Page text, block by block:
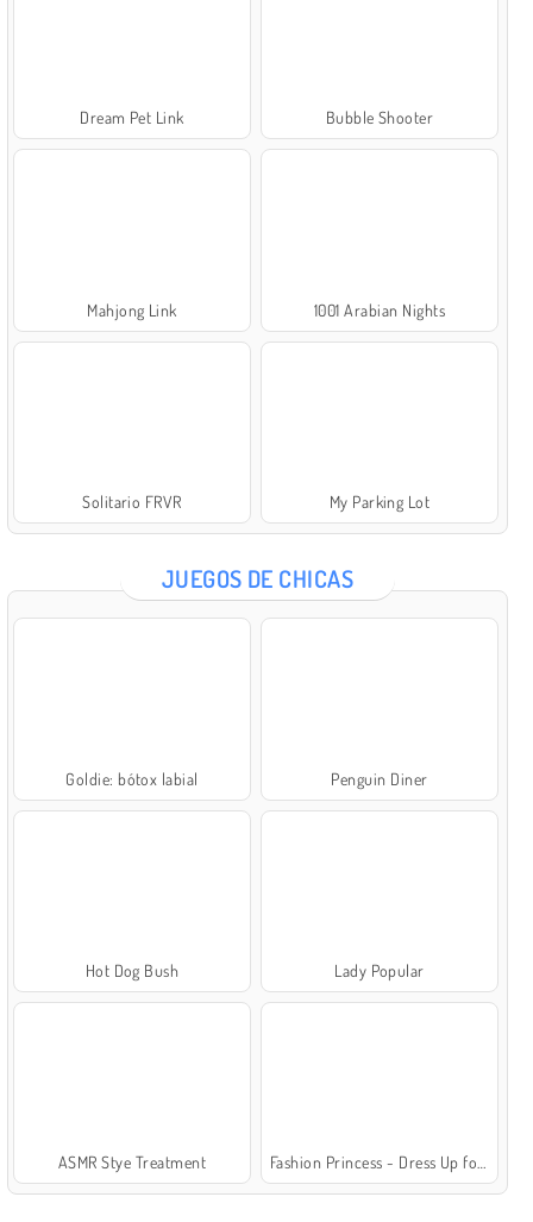
Dream Pet Link Bubble Shooter
Mahjong Link 1001 Arabian Nights
Solitario FRVR My Parking Lot
JUEGOS DE CHICAS
Goldie: bótox labial Penguin Diner
Hot Dog Bush Lady Popular
ASMR Stye Treatment